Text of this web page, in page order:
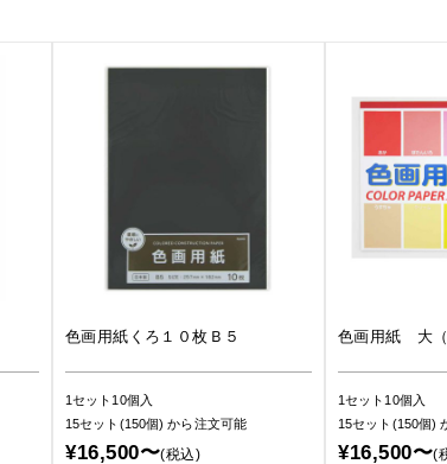
色画用紙くろ１０枚Ｂ５
1セット10個入
15セット(150個)から注文可能
¥16,500〜(税込)
色画用紙 大（
1セット10個入
15セット(150個)
¥16,500〜(